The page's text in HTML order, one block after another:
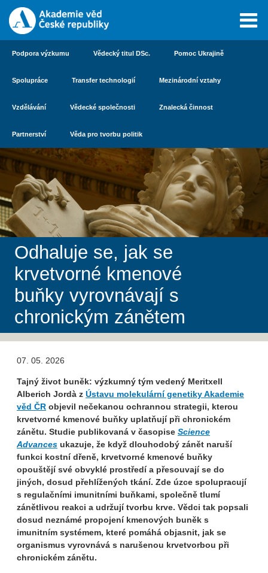
Podpora výzkumu Vědecký titul DSc. Pomoc Ukrajině
Spolupráce Transfer technologií Mezinárodní vztahy
Vzdělávání Vědecké společnosti Znalecká činnost
Partnerství Věda pro tvorbu politik
Odhaluje se, jak se
krvetvorné kmenové
buňky vyrovnávají s
chronickým zánětem
07. 05. 2026
Tajný život buněk: výzkumný tým vedený Meritxell
Alberich Jordà z Ústavu molekulární genetiky Akademie
věd ČR objevil nečekanou ochrannou strategii, kterou
krvetvorné kmenové buňky uplatňují při chronickém
zánětu. Studie publikovaná v časopise Science
Advances ukazuje, že když dlouhodobý zánět naruší
funkci kostní dřeně, krvetvorné kmenové buňky
opouštějí své obvyklé prostředí a přesouvají se do
jiných, dosud přehlížených tkání. Zde úzce spolupracují
s regulačními imunitními buňkami, společně tlumí
zánětlivou reakci a udržují tvorbu krve. Vědci tak popsali
dosud neznámé propojení kmenových buněk s
imunitním systémem, které pomáhá objasnit, jak se
organismus vyrovnává s narušenou krvetvorbou při
chronickém zánětu.